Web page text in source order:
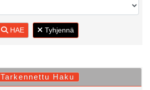
HAE Tyhjennä
Tarkennettu Haku